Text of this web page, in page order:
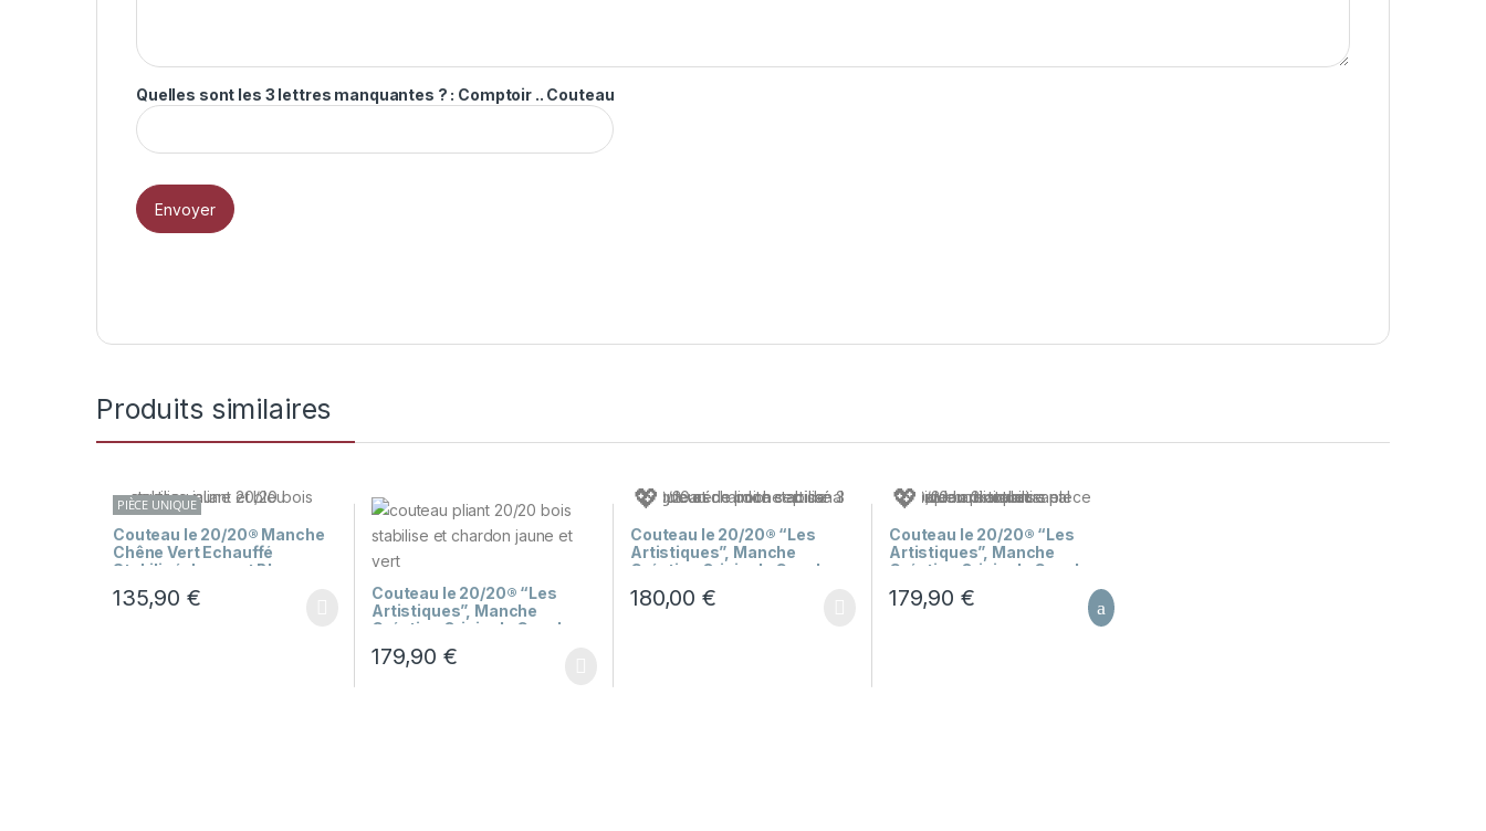
Quelles sont les 3 lettres manquantes ? : Comptoir .. Couteau
Produits similaires
PIÈCE UNIQUE
Couteau le 20/20® Manche
Chêne Vert Echauffé
Stabilisé Jaune et Bleu
135,90€
Couteau le 20/20® “Les
Artistiques”, Manche
Création Originale Cep de
Vigne et Chardon
179,90€
💖
Couteau le 20/20® “Les
Artistiques”, Manche
Création Originale Cep de
Vigne et Chardon 3 couleurs
180,00€
💖
Couteau le 20/20® “Les
Artistiques”, Manche
Création Originale Cep de
Vigne et Chardon 3 couleurs
179,90€